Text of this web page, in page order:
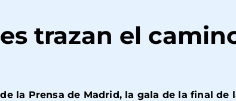
trazan el
la Prensa de Madrid, la gala de la final de